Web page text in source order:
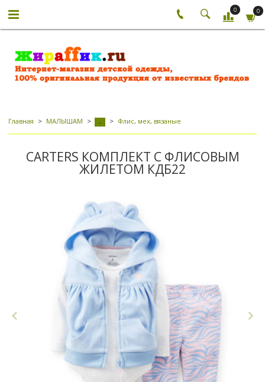
0 0
Главная МАЛЫШАМ - Флис, мех, вязаные
CARTERS КОМПЛЕКТ С ФЛИСОВЫМ
ЖИЛЕТОМ КДБ22